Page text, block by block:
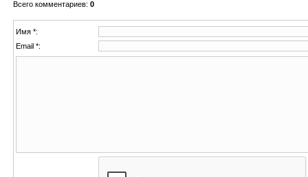
Всего комментариев: 0
Имя *:
Email *: